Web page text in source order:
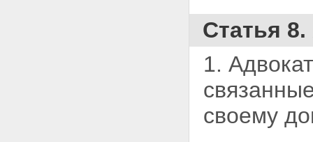
Статья
1.
своему